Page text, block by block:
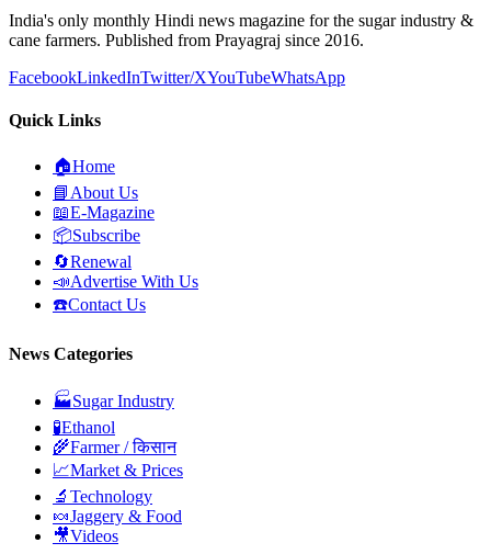
India's only monthly Hindi news magazine for the sugar industry &
cane farmers. Published from Prayagraj since 2016.
FacebookLinkedInTwitter/XYouTubeWhatsApp
Quick Links
🏠Home
📘 About Us
📖E-Magazine
📦Subscribe
🔄Renewal
📣Advertise With Us
☎️Contact Us
News Categories
🏭Sugar Industry
🧪Ethanol
🌾Farmer / किसान
📈Market & Prices
🔬 Technology
🍬Jaggery & Food
🎥Videos